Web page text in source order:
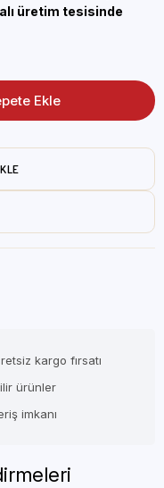
üretim tesisinde
kargo fırsatı
ürünler
imkanı